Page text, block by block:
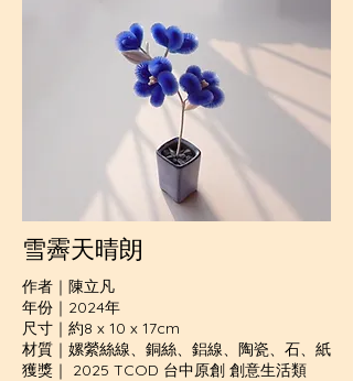
雪霽天晴朗
作者｜陳立凡
年份｜2024年
尺寸｜約8 x 10 x 17cm
材質｜嫘縈絲線、銅絲、鋁線、陶瓷、石、紙
獲獎｜ 2025 TCOD 台中原創 創意生活類